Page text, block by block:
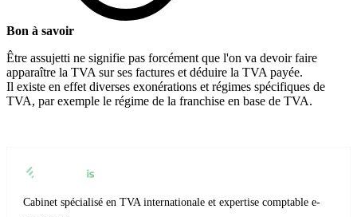
Bon à savoir
Être assujetti ne signifie pas forcément que l'on va devoir faire
apparaître la TVA sur ses factures et déduire la TVA payée.
Il existe en effet diverses exonérations et régimes spécifiques de
TVA, par exemple le régime de la franchise en base de TVA.
Cabinet spécialisé en TVA internationale et expertise comptable e-